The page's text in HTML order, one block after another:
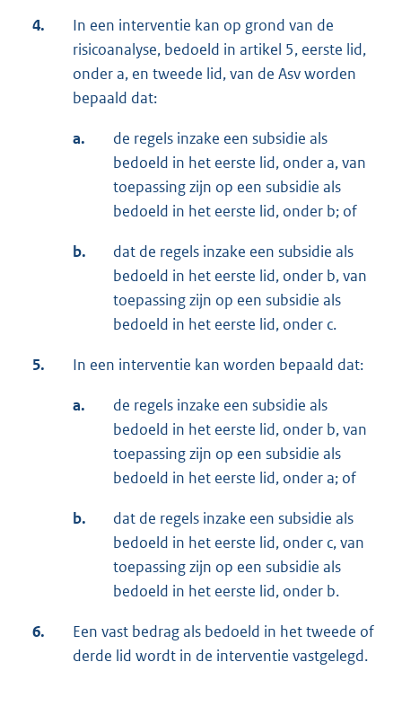
4.
In een interventie kan op grond van de
risicoanalyse, bedoeld in artikel 5, eerste lid,
onder a, en tweede lid, van de Asv worden
bepaald dat:
a.
de regels inzake een subsidie als
bedoeld in het eerste lid, onder a, van
toepassing zijn op een subsidie als
bedoeld in het eerste lid, onder b; of
b.
dat de regels inzake een subsidie als
bedoeld in het eerste lid, onder b, van
toepassing zijn op een subsidie als
bedoeld in het eerste lid, onder c.
5. In een interventie kan worden bepaald dat:
a.
de regels inzake een subsidie als
bedoeld in het eerste lid, onder b, van
toepassing zijn op een subsidie als
bedoeld in het eerste lid, onder a; of
b.
dat de regels inzake een subsidie als
bedoeld in het eerste lid, onder c, van
toepassing zijn op een subsidie als
bedoeld in het eerste lid, onder b.
6.
Een vast bedrag als bedoeld in het tweede of
derde lid wordt in de interventie vastgelegd.